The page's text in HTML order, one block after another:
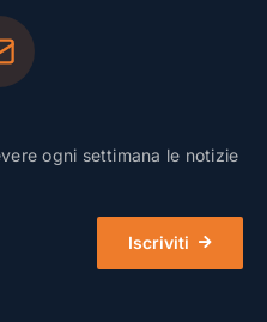
ogni settimana le notizie
Iscriviti